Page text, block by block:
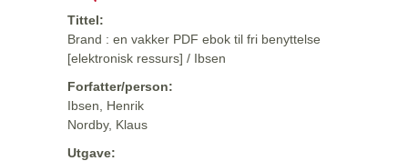
Tittel:
Brand : en vakker PDF ebok til fri benyttelse
[elektronisk ressurs] / Ibsen
Forfatter/person:
Ibsen, Henrik
Nordby, Klaus
Utgave: